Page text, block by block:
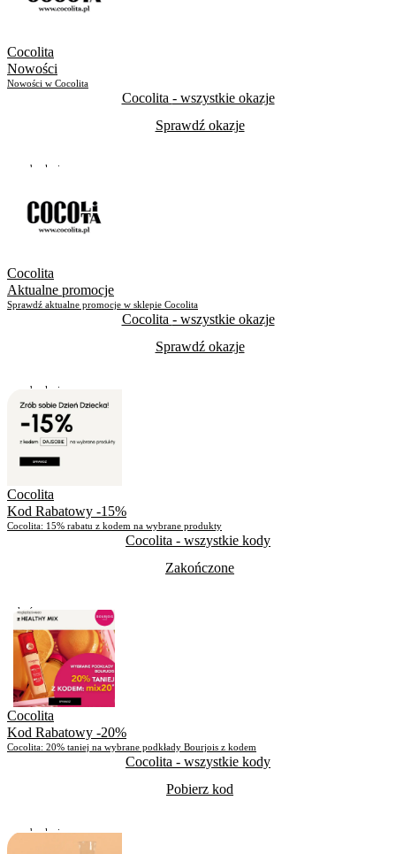
Cocolita
Nowości
Nowości w Cocolita
Cocolita - wszystkie okazje
Sprawdź okazje
Do odwołania
Skorzystało576
Cocolita
Aktualne promocje
Sprawdź aktualne promocje w sklepie Cocolita
Cocolita - wszystkie okazje
Sprawdź okazje
Do odwołania
Skorzystało618
Cocolita
Kod Rabatowy -15%
Cocolita: 15% rabatu z kodem na wybrane produkty
Cocolita - wszystkie kody
Zakończone
Zakończone
Skorzystało363
Cocolita
Kod Rabatowy -20%
Cocolita: 20% taniej na wybrane podkłady Bourjois z kodem
Cocolita - wszystkie kody
Pobierz kod
Do odwołania